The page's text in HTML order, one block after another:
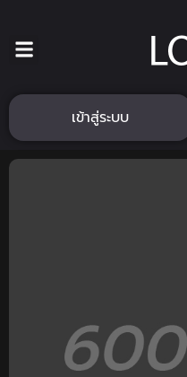
เข้าสู่ระบบ